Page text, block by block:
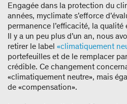
Engagée dans la protection du
années, myclimate s’efforce
permanence l’efficacité, la qualité
Il y a un peu plus d’un an, nous
retirer le label «climatiquement
portefeuilles et de le remplacer
crédible. Ce changement
«climatiquement neutre», mais
de «compensation».